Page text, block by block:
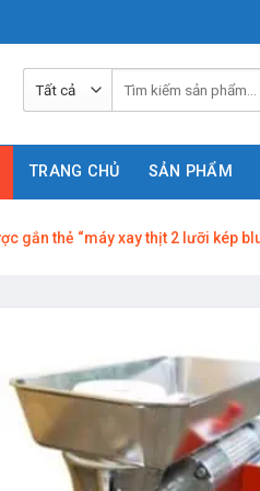
TRANG CHỦ SẢN PHẨM
gắn thẻ “máy xay thịt 2 lưỡi kép